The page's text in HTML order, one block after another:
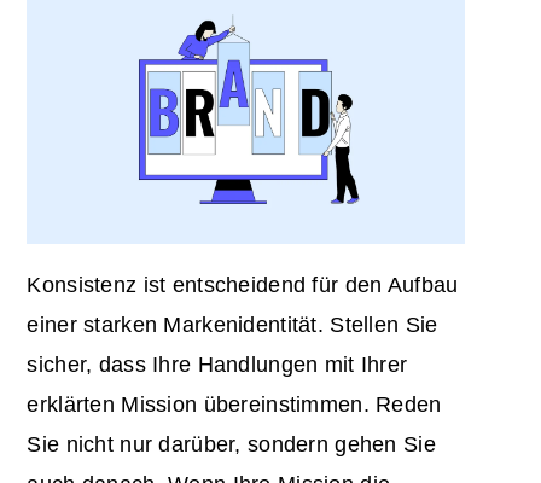
Konsistenz ist entscheidend für den Aufbau
einer starken Markenidentität. Stellen Sie
sicher, dass Ihre Handlungen mit Ihrer
erklärten Mission übereinstimmen. Reden
Sie nicht nur darüber, sondern gehen Sie